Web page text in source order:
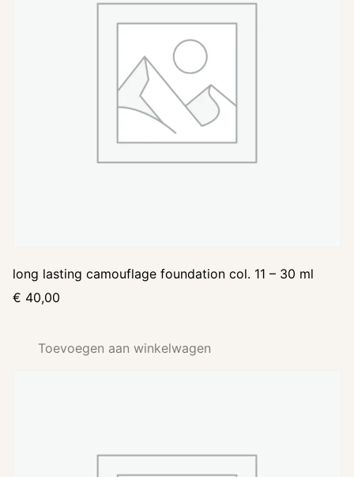
long lasting camouflage foundation col. 11 – 30 ml
€ 40,00
Toevoegen aan winkelwagen